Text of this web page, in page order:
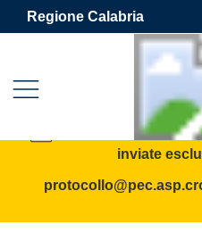
Vai ai contenuti
Vai al footer
Regione Calabria
Azienda
Contenuti in
AVVISO: tutte le
inviate